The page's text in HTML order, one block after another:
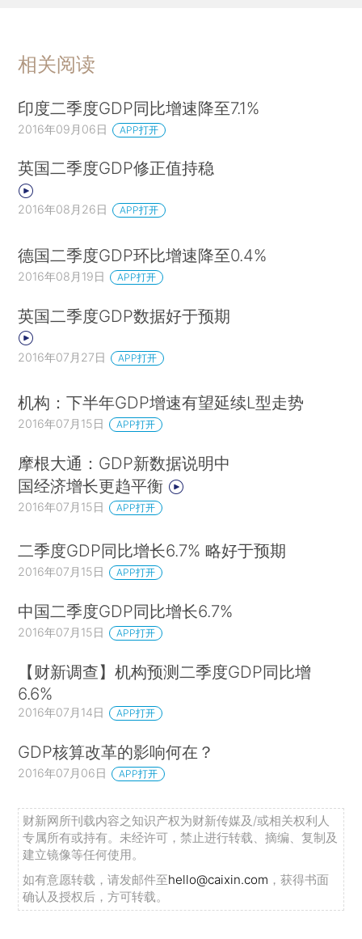
相关阅读
印度二季度GDP同比增速降至7.1%
2016年09月06日 APP打开
英国二季度GDP修正值持稳
2016年08月26日 APP打开
德国二季度GDP环比增速降至0.4%
2016年08月19日 APP打开
英国二季度GDP数据好于预期
2016年07月27日 APP打开
机构：下半年GDP增速有望延续L型走势
2016年07月15日 APP打开
摩根大通：GDP新数据说明中
国经济增长更趋平衡
2016年07月15日 APP打开
二季度GDP同比增长6.7% 略好于预期
2016年07月15日 APP打开
中国二季度GDP同比增长6.7%
2016年07月15日 APP打开
【财新调查】机构预测二季度GDP同比增
6.6%
2016年07月14日 APP打开
GDP核算改革的影响何在？
2016年07月06日 APP打开
财新网所刊载内容之知识产权为财新传媒及/或相关权利人
专属所有或持有。未经许可，禁止进行转载、摘编、复制及
建立镜像等任何使用。
如有意愿转载，请发邮件至hello@caixin.com ，获得书面
确认及授权后，方可转载。